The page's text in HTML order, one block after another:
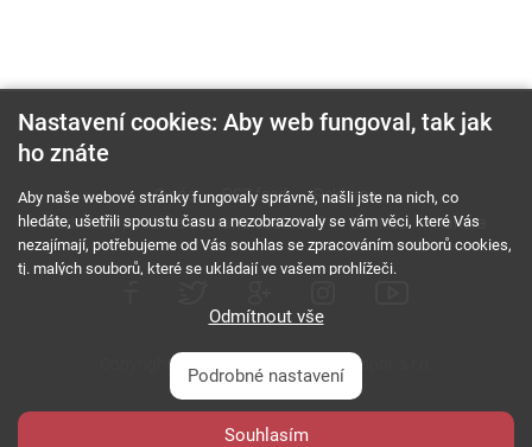
O nás RSS feed
Reklama
Podmínky použití a ochrana soukromí
Cookies Kariéra
Copyright © 2000 - 2026 NetComp, spol. s r.o.
Všechna práva vyhrazena.
PESL.NAME
Nastavení cookies: Aby web fungoval, tak jak
ho znáte
Aby naše webové stránky fungovaly správně, našli jste na nich, co
hledáte, ušetřili spoustu času a nezobrazovaly se vám věci, které Vás
nezajímají, potřebujeme od Vás souhlas se zpracováním souborů cookies,
tj. malých souborů, které se ukládají ve vašem prohlížeči.
Odmítnout vše
Podrobné nastavení
Souhlasím